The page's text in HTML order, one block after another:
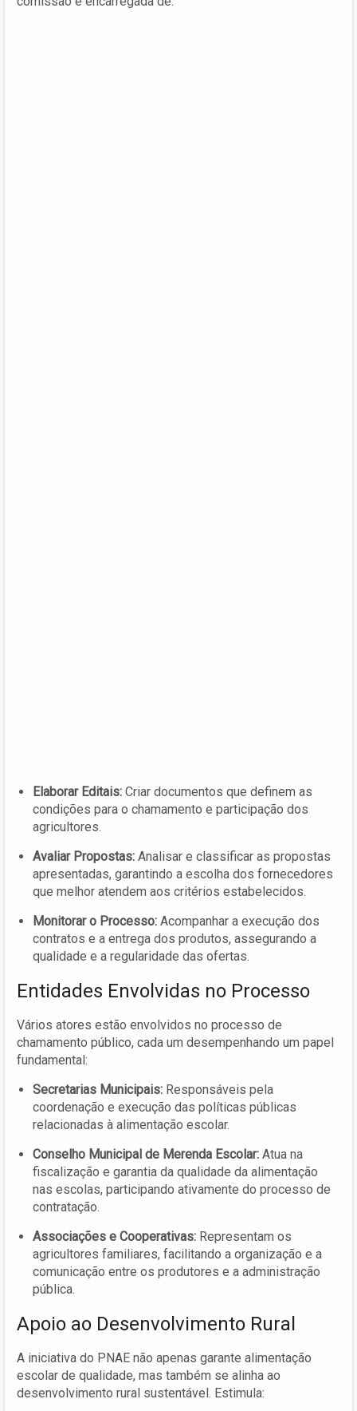
Elaborar Editais: Criar documentos que definem as
condições para o chamamento e participação dos
agricultores.
Avaliar Propostas: Analisar e classificar as propostas
apresentadas, garantindo a escolha dos fornecedores
que melhor atendem aos critérios estabelecidos.
Monitorar o Processo: Acompanhar a execução dos
contratos e a entrega dos produtos, assegurando a
qualidade e a regularidade das ofertas.
Entidades Envolvidas no Processo
Vários atores estão envolvidos no processo de
chamamento público, cada um desempenhando um papel
fundamental:
Secretarias Municipais: Responsáveis pela
coordenação e execução das políticas públicas
relacionadas à alimentação escolar.
Conselho Municipal de Merenda Escolar: Atua na
fiscalização e garantia da qualidade da alimentação
nas escolas, participando ativamente do processo de
contratação.
Associações e Cooperativas: Representam os
agricultores familiares, facilitando a organização e a
comunicação entre os produtores e a administração
pública.
Apoio ao Desenvolvimento Rural
A iniciativa do PNAE não apenas garante alimentação
escolar de qualidade, mas também se alinha ao
desenvolvimento rural sustentável. Estimula: